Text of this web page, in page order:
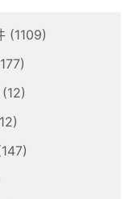
(1109)
(12)